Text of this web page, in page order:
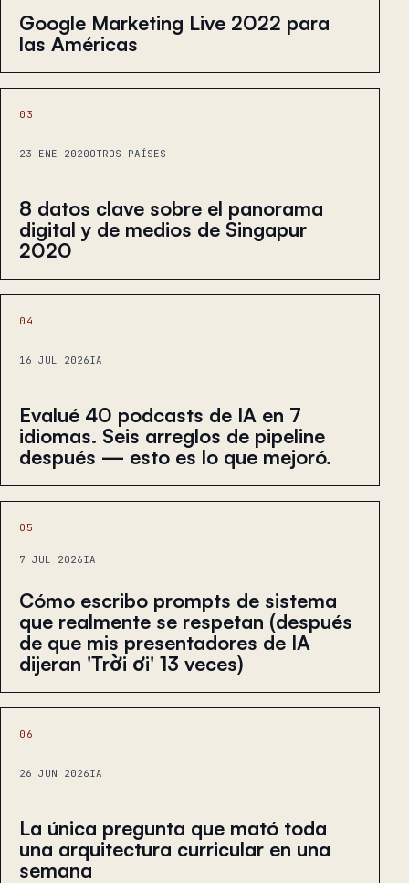
Google Marketing Live 2022 para
las Américas
03
23 ENE 2020OTROS PAÍSES
8 datos clave sobre el panorama
digital y de medios de Singapur
2020
04
16 JUL 2026IA
Evalué 40 podcasts de IA en 7
idiomas. Seis arreglos de pipeline
después — esto es lo que mejoró.
05
7 JUL 2026IA
Cómo escribo prompts de sistema
que realmente se respetan (después
de que mis presentadores de IA
dijeran 'Trời ơi' 13 veces)
06
26 JUN 2026IA
La única pregunta que mató toda
una arquitectura curricular en una
semana